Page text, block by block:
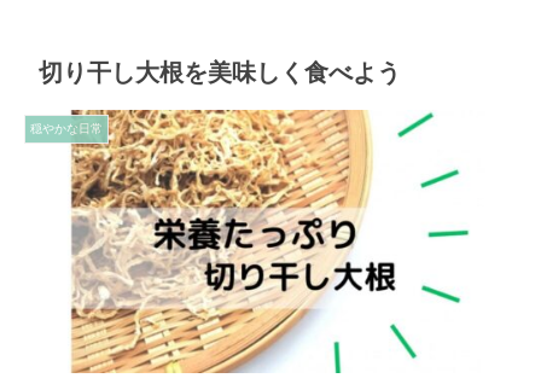
切り干し大根を美味しく食べよう
穏やかな日常